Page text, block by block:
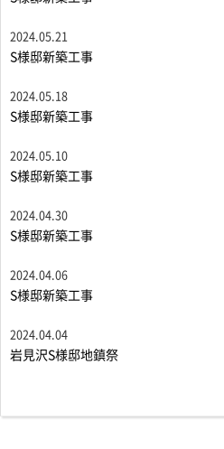
2024.05.21
S様邸新築工事
2024.05.18
S様邸新築工事
2024.05.10
S様邸新築工事
2024.04.30
S様邸新築工事
2024.04.06
S様邸新築工事
2024.04.04
岩見沢S様邸地鎮祭